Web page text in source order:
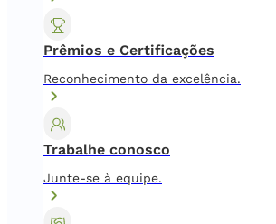
Prêmios e Certificações
Reconhecimento da excelência.
Trabalhe conosco
Junte-se à equipe.